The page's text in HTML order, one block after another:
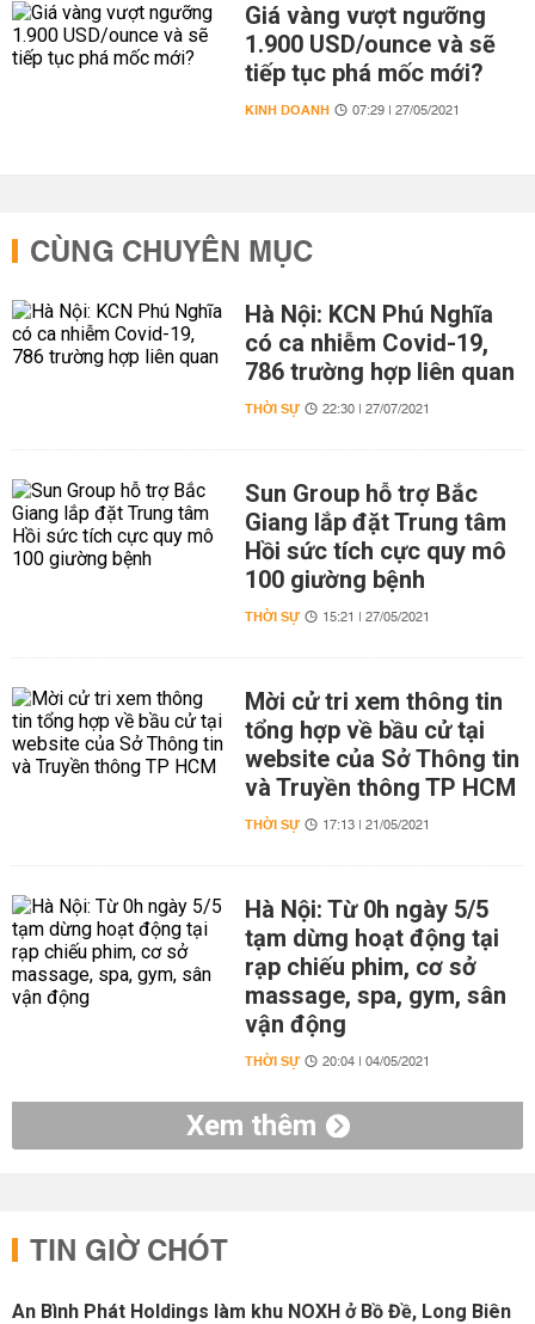
Giá vàng vượt ngưỡng
1.900 USD/ounce và sẽ
tiếp tục phá mốc mới?
KINH DOANH 07:29 | 27/05/2021
CÙNG CHUYÊN MỤC
Hà Nội: KCN Phú Nghĩa
có ca nhiễm Covid-19,
786 trường hợp liên quan
THỜI SỰ 22:30 | 27/07/2021
Sun Group hỗ trợ Bắc
Giang lắp đặt Trung tâm
Hồi sức tích cực quy mô
100 giường bệnh
THỜI SỰ 15:21 | 27/05/2021
Mời cử tri xem thông tin
tổng hợp về bầu cử tại
website của Sở Thông tin
và Truyền thông TP HCM
THỜI SỰ 17:13 | 21/05/2021
Hà Nội: Từ 0h ngày 5/5
tạm dừng hoạt động tại
rạp chiếu phim, cơ sở
massage, spa, gym, sân
vận động
THỜI SỰ 20:04 | 04/05/2021
Xem thêm
TIN GIỜ CHÓT
An Bình Phát Holdings làm khu NOXH ở Bồ Đề, Long Biên